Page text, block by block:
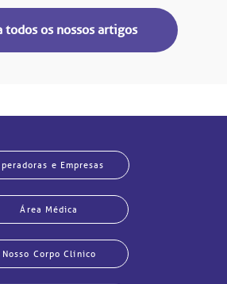
todos os nossos artigos
e Empresas
Área Médica
Nosso Corpo Clínico